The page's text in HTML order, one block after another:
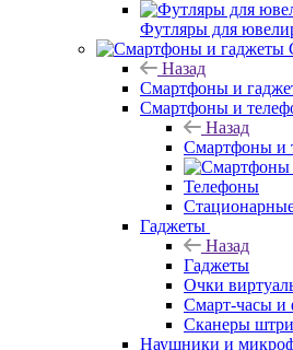
Футляры для
Назад
Смартфоны и
Смартфоны и
Назад
Смартфоны и
Телефоны
Гаджеты
Назад
Гаджеты
Очки
Смарт-часы и
Сканеры
Наушники и